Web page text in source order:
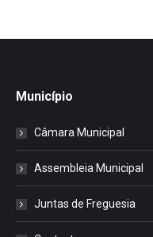
Município
Câmara Municipal
Assembleia Municipal
Juntas de Freguesia